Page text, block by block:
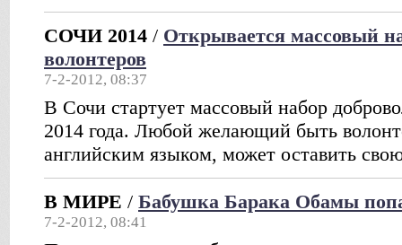
СОЧИ 2014 / Открывается массовый
волонтеров
7-2-2012, 08:37
В Сочи стартует массовый набор
2014 года. Любой желающий быть
английским языком, может оставить
В МИРЕ / Бабушка Барака Обамы
7-2-2012, 08:41